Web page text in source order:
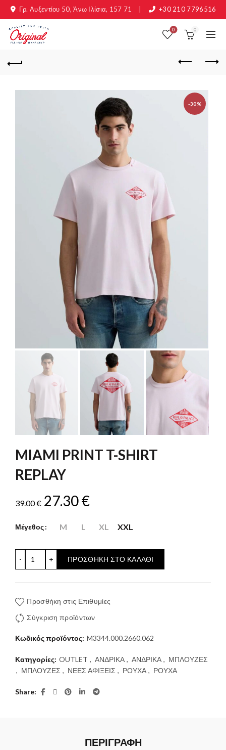
Γρ. Αυξεντίου 50, Άνω Ιλίσια, 157 71 +30 210 7796516
0 0
-30%
MIAMI PRINT T-SHIRT
REPLAY
39.00€ Original
price
39.00 €.
27.30€Η
τρέχουσα
είναι:
Μέγεθος M L XL XXL
ΠΡΟΣΘΉΚΗ ΣΤΟ ΚΑΛΆΘΙ
Προσθήκη στις Επιθυμίες
Σύγκριση προϊόντων
Κωδικός προϊόντος: M3344.000.2660.062
Κατηγορίες: OUTLET , ΑΝΔΡΙΚΑ , ΑΝΔΡΙΚΑ , ΜΠΛΟΥΖΕΣ
, ΜΠΛΟΥΖΕΣ , ΝΕΕΣ ΑΦΙΞΕΙΣ , ΡΟΥΧΑ , ΡΟΥΧΑ
Share
ΠΕΡΙΓΡΑΦΗ